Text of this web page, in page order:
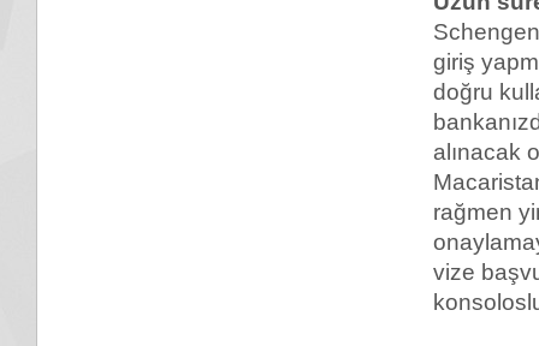
giriş
doğru
alınacak
rağmen
vize